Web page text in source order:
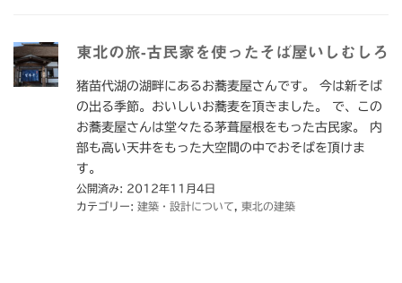
東北の旅-古民家を使ったそば屋いしむしろ
猪苗代湖の湖畔にあるお蕎麦屋さんです。 今は新そば
の出る季節。おいしいお蕎麦を頂きました。 で、この
お蕎麦屋さんは堂々たる茅葺屋根をもった古民家。 内
部も高い天井をもった大空間の中でおそばを頂けま
す。
公開済み: 2012年11月4日
カテゴリー: 建築・設計について 東北の建築